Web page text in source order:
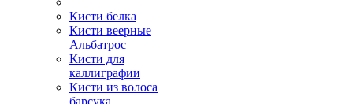
Кисти белка
Кисти веерные
Альбатрос
Кисти для
каллиграфии
Кисти из волоса
барсука